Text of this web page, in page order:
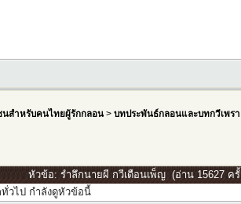
สำหรับคนไทยผู้รักกลอน> บทประพันธ์กลอนและบทกวีเพรา
หัวข้อ: รำลึกนายผี กวีเดือนเพ็ญ (อ่าน 15627 ครั้
วไป กำลังดูหัวข้อนี้